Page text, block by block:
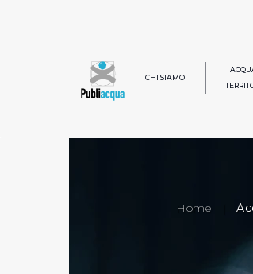
CHI SIAMO
Home |